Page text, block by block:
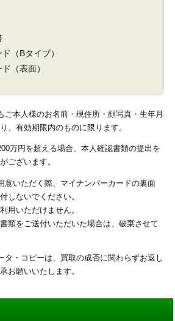
（Bタイプ）
（表面）
ご本人様のお名前・現住所・顔写真・生年月
、有効期限内のものに限ります。
万円を超える場合、本人確認書類の提出を
ございます。
意いただく際、マイナンバーカードの裏面
しないでください。
用いただけません。
類をご送付いただいた場合は、破棄させて
タ・コピーは、買取の成否に関わらずお返し
お願いいたします。